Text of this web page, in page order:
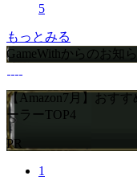
5
もっとみる
GameWithからのお知
【Amazon7月】おす
ーラーTOP4
PR
1